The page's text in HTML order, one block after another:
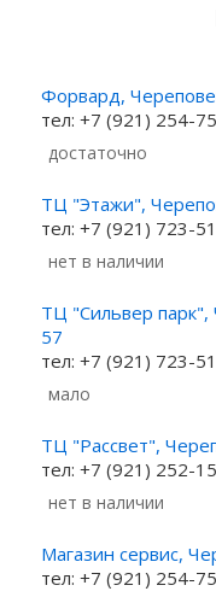
Форвард,
тел: +7 (921) 254-
Достаточно
ТЦ "Этажи",
тел: +7 (921) 723-
Нет в наличии
ТЦ "Сильвер парк",
57
тел: +7 (921) 723-
Мало
ТЦ "Рассвет",
тел: +7 (921) 252-
Нет в наличии
Магазин сервис,
тел: +7 (921) 254-